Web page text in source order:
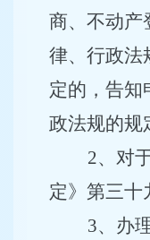
商、不动产
律、行政法
定的，告知
政法规的规
2、对
定》第三十
3、办